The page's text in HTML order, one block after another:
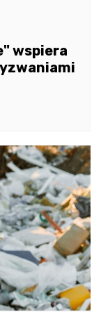
wspiera